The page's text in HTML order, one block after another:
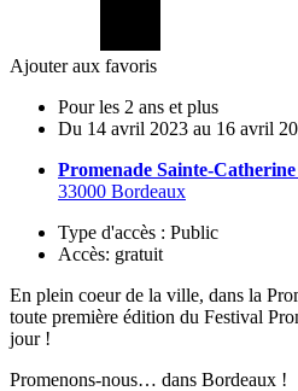
Ajouter aux favoris
Pour les 2 ans et plus
Du 14 avril 2023 au 16 avril
Promenade Sainte-Catherine
33000 Bordeaux
Type d'accès : Public
Accès: gratuit
En plein coeur de la ville, dans la
toute première édition du Festival
jour !
Promenons-nous… dans Bordeaux !